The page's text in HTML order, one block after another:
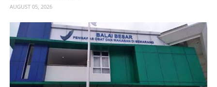
AUGUST 05, 2026